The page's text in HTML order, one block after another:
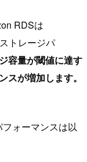
RDSは
トレージパ
容量が閾値に達す
スが増加します。
ォーマンスは以